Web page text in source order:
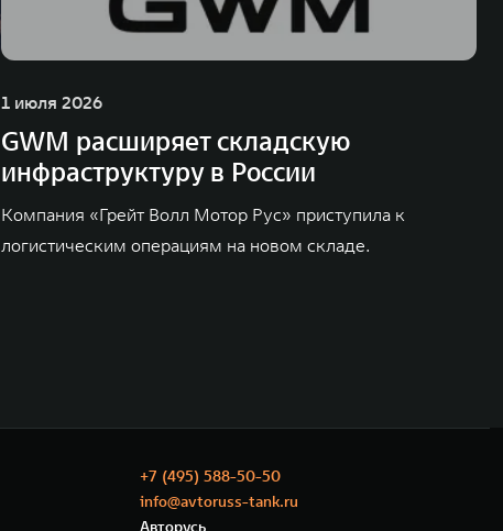
1 июля 2026
GWM расширяет складскую
инфраструктуру в России
Компания «Грейт Волл Мотор Рус» приступила к
логистическим операциям на новом складе.
+7 (495) 588-50-50
info@avtoruss-tank.ru
Авторусь